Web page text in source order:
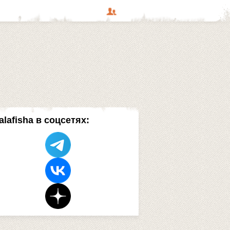
в соцсетях: